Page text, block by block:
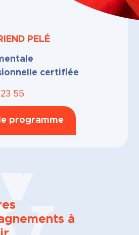
PELÉ
certifiée
55
programme
à